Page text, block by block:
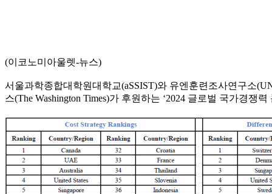
(이코노미아울렛-뉴스)
서울과학종합대학원대학교(aSSIST)와 유엔훈련조사연구소
스(The Washington Times)가 후원하는 ‘2024 글로벌 국가경쟁